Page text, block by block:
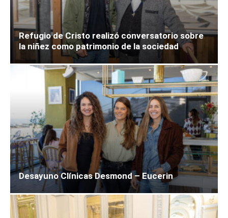
Refugio de Cristo realizó conversatorio sobre
la niñez como patrimonio de la sociedad
Desayuno Clínicas Desmond – Eucerin